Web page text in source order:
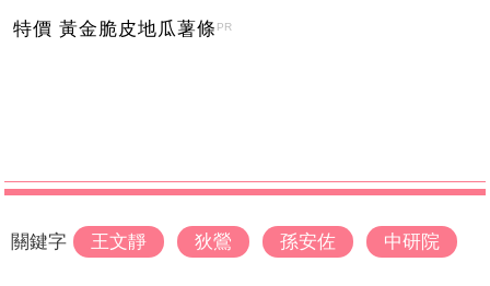
特價 黃金脆皮地瓜薯條 PR
關鍵字 王文靜 狄鶯 孫安佐 中研院